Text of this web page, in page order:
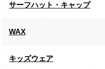
サーフハット・キャップ
WAX
キッズウェア